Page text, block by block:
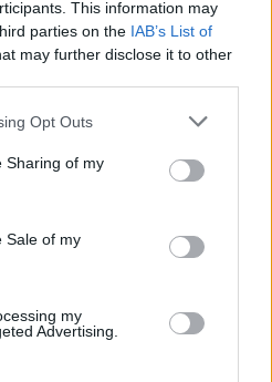
This information may
parties on the IAB’s List of
may further disclose it to other
app uses one or more Google
behaviour. You may click to
and its third-party tags to
purposes in below Google
Opt Outs
Sharing of my
Sale of my
my
Advertising.